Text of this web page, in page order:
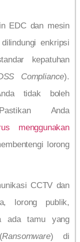
EDC dan mesin
enkripsi
kepatuhan
Compliance).
tidak boleh
Anda
menggunakan
lorong
CCTV dan
lorong publik,
ada tamu yang
Ransomware) di